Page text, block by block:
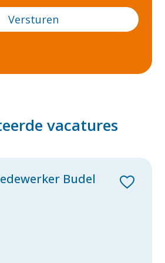
vacatures
Budel